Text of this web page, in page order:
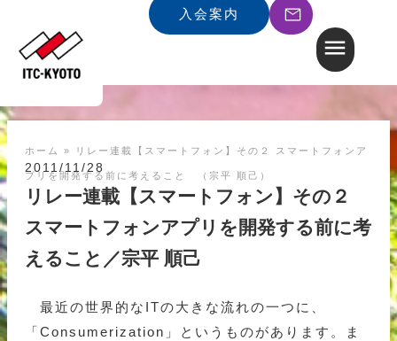
入会案内
ホーム » リレー連載【スマートフォン】その２ スマートフォンア
プリを開発する前に考えること （宗平 順己）
2011/11/28
リレー連載【スマートフォン】その２
スマートフォンアプリを開発する前に考
えること／宗平 順己
最近の世界的なITの大きな流れの一つに、
「Consumerization」というものがあります。ま